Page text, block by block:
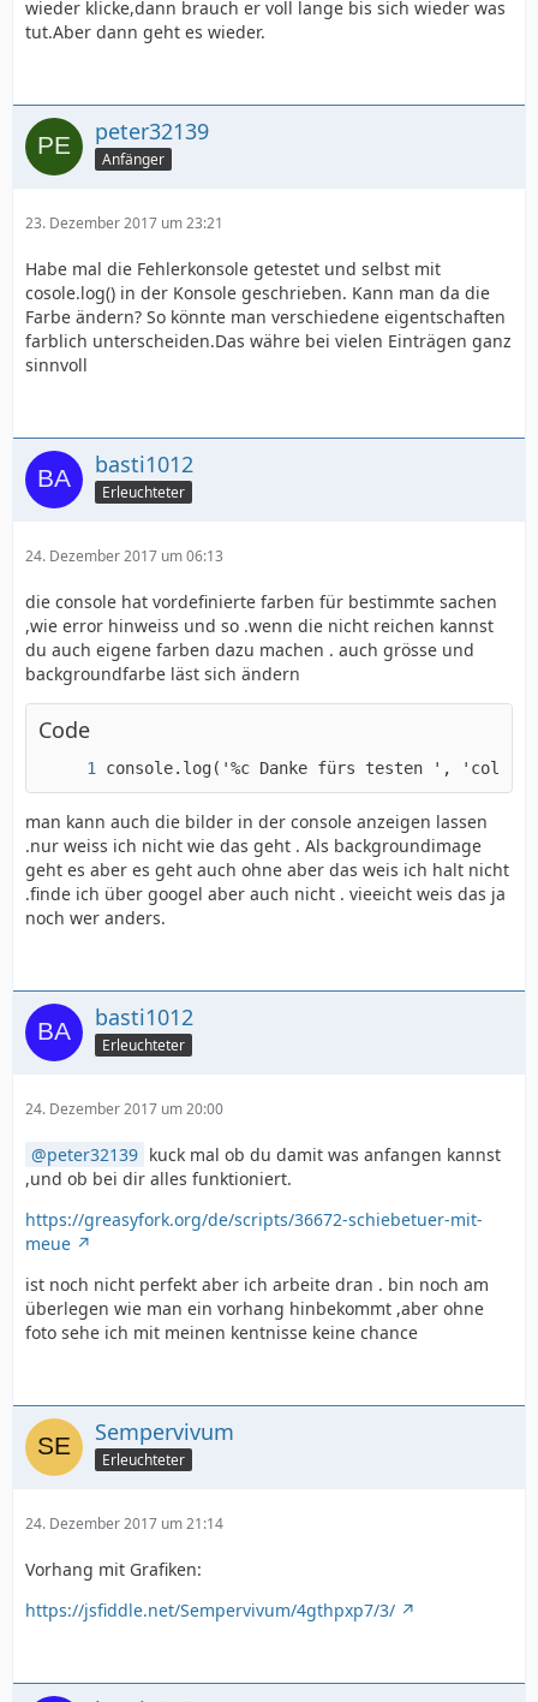
}
wieder klicke,dann brauch er voll lange bis sich wieder was
tut.Aber dann geht es wieder.
peter32139
Anfänger
23. Dezember 2017 um 23:21
Habe mal die Fehlerkonsole getestet und selbst mit
cosole.log() in der Konsole geschrieben. Kann man da die
Farbe ändern? So könnte man verschiedene eigentschaften
farblich unterscheiden.Das währe bei vielen Einträgen ganz
sinnvoll
basti1012
Erleuchteter
24. Dezember 2017 um 06:13
die console hat vordefinierte farben für bestimmte sachen
,wie error hinweiss und so .wenn die nicht reichen kannst
du auch eigene farben dazu machen . auch grösse und
backgroundfarbe läst sich ändern
Code
console.log('%c Danke fürs testen ', 'color:
man kann auch die bilder in der console anzeigen lassen
.nur weiss ich nicht wie das geht . Als backgroundimage
geht es aber es geht auch ohne aber das weis ich halt nicht
.finde ich über googel aber auch nicht . vieeicht weis das ja
noch wer anders.
basti1012
Erleuchteter
24. Dezember 2017 um 20:00
peter32139 kuck mal ob du damit was anfangen kannst
,und ob bei dir alles funktioniert.
https://greasyfork.org/de/scripts/36672-schiebetuer-mit-
meue
ist noch nicht perfekt aber ich arbeite dran . bin noch am
überlegen wie man ein vorhang hinbekommt ,aber ohne
foto sehe ich mit meinen kentnisse keine chance
Sempervivum
Erleuchteter
24. Dezember 2017 um 21:14
Vorhang mit Grafiken:
https://jsfiddle.net/Sempervivum/4gthpxp7/3/